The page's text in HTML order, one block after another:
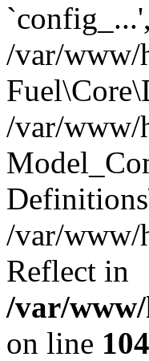
/var/www/
/var/www/
/var/www/
Reflect in
/var/
on line 104